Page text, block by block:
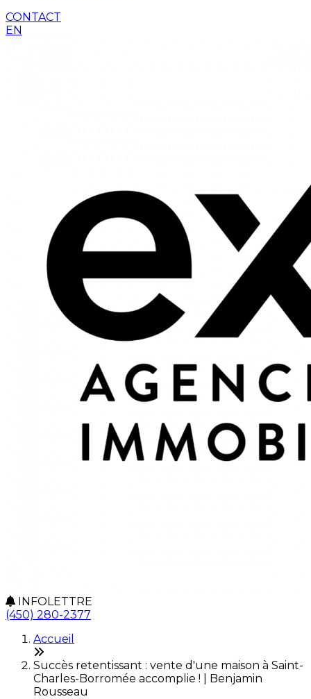
CONTACT
EN
INFOLETTRE
(450) 280-2377
Accueil
Succès retentissant : vente d'une maison à Saint-
Charles-Borromée accomplie ! | Benjamin
Rousseau